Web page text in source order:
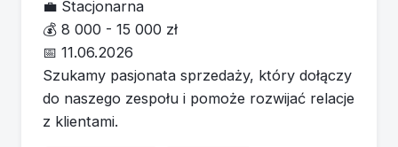
💼 Stacjonarna
💰 8 000 - 15 000 zł
📅 11.06.2026
Szukamy pasjonata sprzedaży, który dołączy
do naszego zespołu i pomoże rozwijać relacje
z klientami.